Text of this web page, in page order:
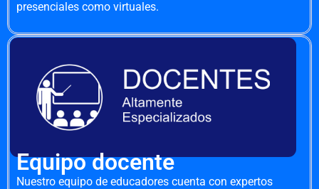
presenciales como virtuales.
Equipo docente
Nuestro equipo de educadores cuenta con expertos